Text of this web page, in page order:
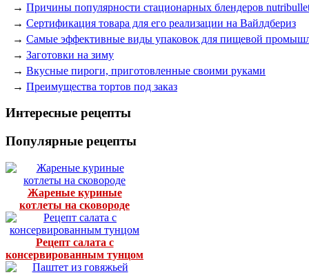
→ Причины популярности стационарных блендеров
→ Сертификация товара для его реализации на Вайлдбериз
→ Самые эффективные виды упаковок для пищевой
→ Заготовки на зиму
→ Вкусные пироги, приготовленные своими руками
→ Преимущества тортов под заказ
Интересные рецепты
Популярные рецепты
Жареные куриные
котлеты на сковороде
Рецепт салата с
консервированным тунцом